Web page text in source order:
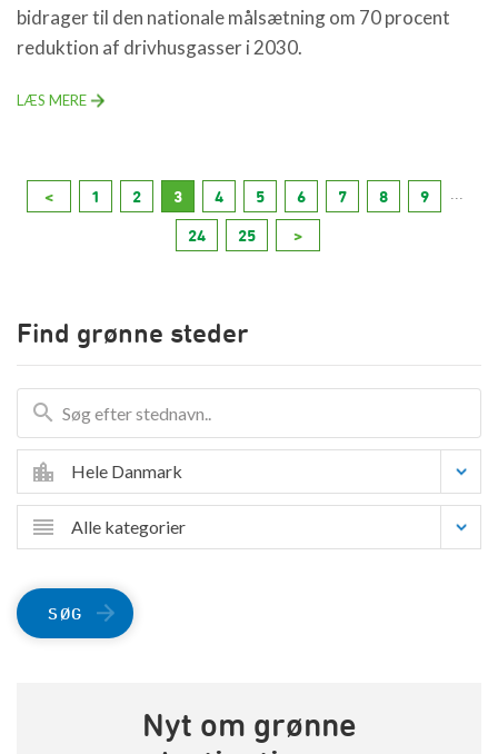
bidrager til den nationale målsætning om 70 procent
reduktion af drivhusgasser i 2030.
LÆS MERE
< 1 2 3 4 5 6 7 8 9
24 25 >
Find grønne steder
Hele Danmark
Alle kategorier
SØG
Nyt om grønne